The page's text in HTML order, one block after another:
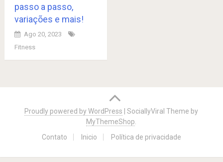
passo a passo,
variações e mais!
Ago 20, 2023
Fitness
navigation
Proudly powered by WordPress |SociallyViral Theme by
MyThemeShop
Contato
Inicio Política de privacidade